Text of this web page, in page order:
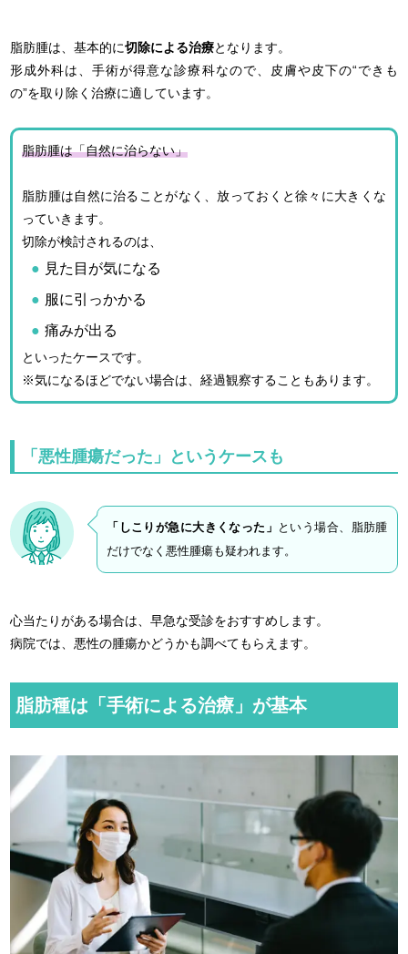
脂肪腫は、基本的に切除による治療となります。
形成外科は、手術が得意な診療科なので、皮膚や皮下の“できも
の”を取り除く治療に適しています。
脂肪腫は「自然に治らない」
脂肪腫は自然に治ることがなく、放っておくと徐々に大きくな
っていきます。
切除が検討されるのは、
見た目が気になる
服に引っかかる
痛みが出る
といったケースです。
※気になるほどでない場合は、経過観察することもあります。
「悪性腫瘍だった」というケースも
「しこりが急に大きくなった」 という場合、脂肪腫
だけでなく悪性腫瘍も疑われます。
心当たりがある場合は、早急な受診をおすすめします。
病院では、悪性の腫瘍かどうかも調べてもらえます。
脂肪種は「手術による治療」が基本